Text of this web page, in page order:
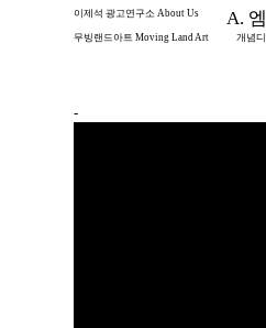
이제석 광고연구소 About Us A.
무빙랜드아트 Moving Land Art 개념
-